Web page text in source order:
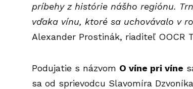
príbehy z histórie nášho regiónu.
vďaka vínu, ktoré sa uchovávalo v
Alexander Prostinák, riaditeľ OOCR
Podujatie s názvom O víne pri víne
sa od sprievodcu Slavomíra